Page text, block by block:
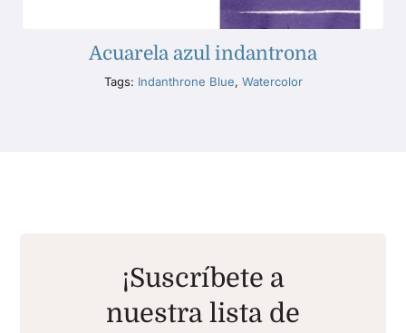
Acuarela azul indantrona
Tags: Indanthrone Blue, Watercolor
¡Suscríbete a
nuestra lista de